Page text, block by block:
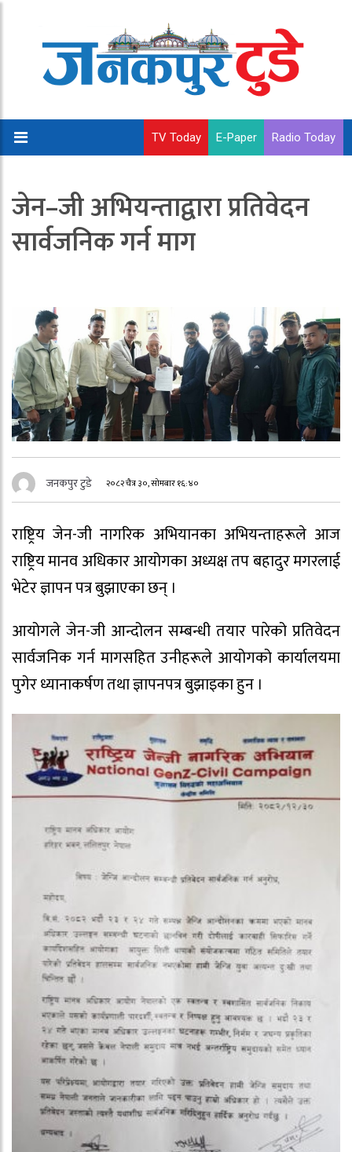
TV Today E-Paper Radio Today
जेन–जी अभियन्ताद्वारा प्रतिवेदन
सार्वजनिक गर्न माग
जनकपुर टुडे २०८२ चैत्र ३०, सोमबार १६:४०
राष्ट्रिय जेन-जी नागरिक अभियानका अभियन्ताहरूले आज
राष्ट्रिय मानव अधिकार आयोगका अध्यक्ष तप बहादुर मगरलाई
भेटेर ज्ञापन पत्र बुझाएका छन् ।
आयोगले जेन-जी आन्दोलन सम्बन्धी तयार पारेको प्रतिवेदन
सार्वजनिक गर्न मागसहित उनीहरूले आयोगको कार्यालयमा
पुगेर ध्यानाकर्षण तथा ज्ञापनपत्र बुझाइका हुन ।